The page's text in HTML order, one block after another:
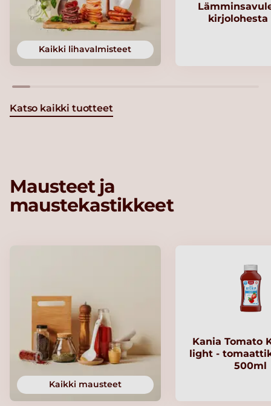
Kaikki lihavalmisteet
kirjolohesta
Katso kaikki tuotteet
Mausteet ja
maustekastikkeet
Kaikki mausteet
Kania Tomato
light -
500ml